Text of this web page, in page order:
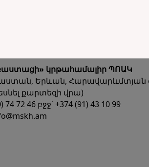
կրթահամալիր ՊՈԱԿ
Երևան, Հարավարևմտյան
քարտեզի վրա)
74 72 46 բջջ՝ +374 (91) 43 10 99